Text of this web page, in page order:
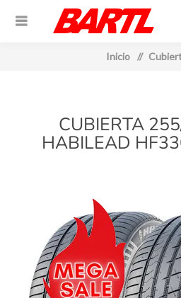
Inicio /
CUBIERTA
HABILEAD